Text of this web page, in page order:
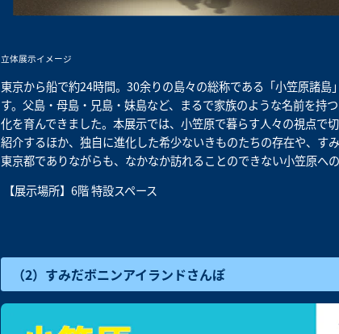
立体展示イメージ
東京から船で約24時間。30余りの島々の総称である「小笠原諸
す。父島・母島・兄島・妹島など、まるで家族のような名前を持
化を育んできました。本展示では、小笠原で暮らす人々の視点で
紹介するほか、独自に進化した希少ないきものたちの存在や、す
東京都でありながらも、なかなか訪れることのできない小笠原へ
【展示場所】6階 特設スペース
（2）すみだボニンアイランドさんぽ